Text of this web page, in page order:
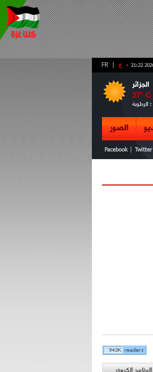
- ع FR
الجزائر
27° C |
الرطوبة :
الصور
Facebook Twitter
البرنامج الكروي